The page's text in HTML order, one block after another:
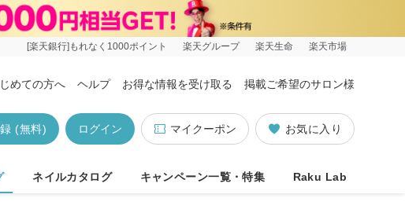
[楽天銀行]もれなく1000ポイント 楽天グループ 楽天生命 楽天市場
めての方へ ヘルプ お得な情報を受け取る 掲載ご希望のサロン様
お気に入り
マイクーポン
ログイン
(無料)
ネイルカタログ キャンペーン一覧・特集 Raku Lab